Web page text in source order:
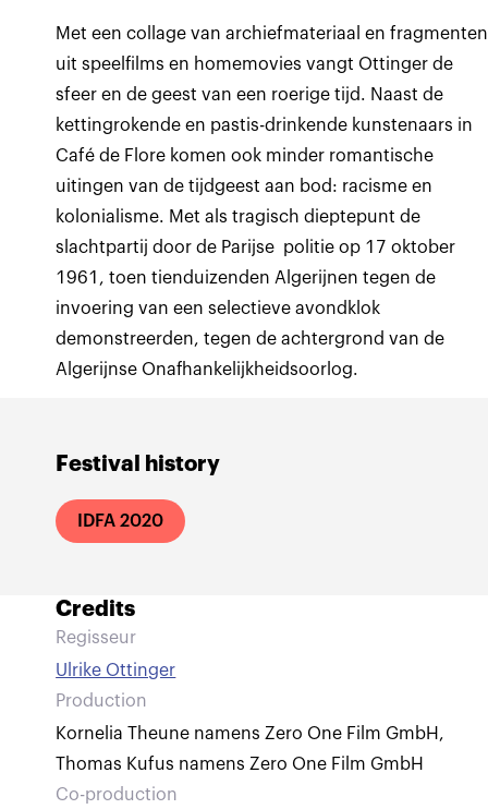
Festival history
IDFA 2020
Met een collage van archiefmateriaal en fragmenten
uit speelfilms en homemovies vangt Ottinger de
sfeer en de geest van een roerige tijd. Naast de
kettingrokende en pastis-drinkende kunstenaars in
Café de Flore komen ook minder romantische
uitingen van de tijdgeest aan bod: racisme en
kolonialisme. Met als tragisch dieptepunt de
slachtpartij door de Parijse politie op 17 oktober
1961, toen tienduizenden Algerijnen tegen de
invoering van een selectieve avondklok
demonstreerden, tegen de achtergrond van de
Algerijnse Onafhankelijkheidsoorlog.
Credits
Regisseur
Ulrike Ottinger
Production
Kornelia Theune namens Zero One Film GmbH ,
Thomas Kufus namens Zero One Film GmbH
Co-production